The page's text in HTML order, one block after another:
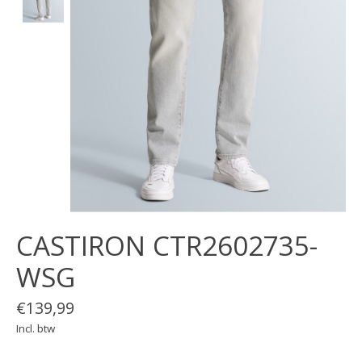
CASTIRON CTR2602735-
WSG
€139,99
Incl. btw